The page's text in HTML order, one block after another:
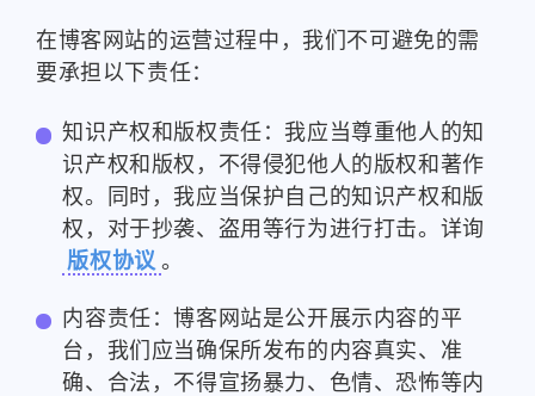
在博客网站的运营过程中，我们不可避免的需
要承担以下责任：
知识产权和版权责任：我应当尊重他人的知
识产权和版权，不得侵犯他人的版权和著作
权。同时，我应当保护自己的知识产权和版
权，对于抄袭、盗用等行为进行打击。详询
版权协议 。
内容责任：博客网站是公开展示内容的平
台，我们应当确保所发布的内容真实、准
确、合法，不得宣扬暴力、色情、恐怖等内